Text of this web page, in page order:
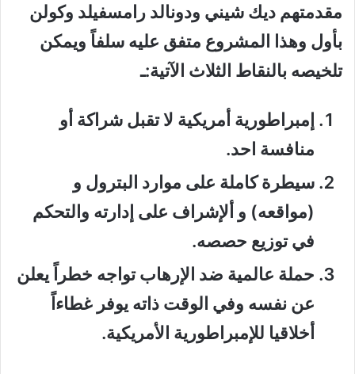
مقدمتهم ديك شيني ودونالد رامسفيلد وكولن
بأول وهذا المشروع متفق عليه سلفاً ويمكن
تلخيصه بالنقاط الثلاث الآتية:ـ
إمبراطورية أمريكية لا تقبل شراكة أو
منافسة احد.
سيطرة كاملة على موارد البترول و
(مواقعه) و ألإشراف على إدارته والتحكم
في توزيع حصصه.
حملة عالمية ضد الإرهاب تواجه خطراً يعلن
عن نفسه وفي الوقت ذاته يوفر غطاءاً
أخلاقيا للإمبراطورية الأمريكية.